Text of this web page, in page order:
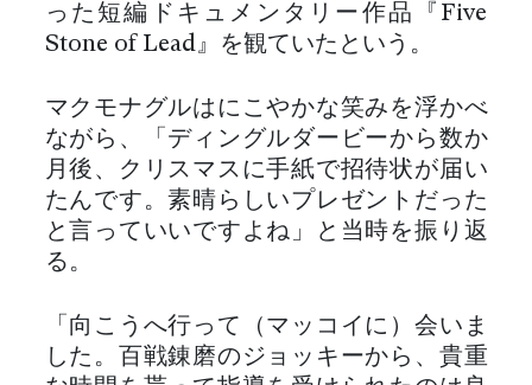
った短編ドキュメンタリー作品『Five
Stone of Lead』を観ていたという。
マクモナグルはにこやかな笑みを浮かべ
ながら、「ディングルダービーから数か
月後、クリスマスに手紙で招待状が届い
たんです。素晴らしいプレゼントだった
と言っていいですよね」と当時を振り返
る。
「向こうへ行って（マッコイに）会いま
した。百戦錬磨のジョッキーから、貴重